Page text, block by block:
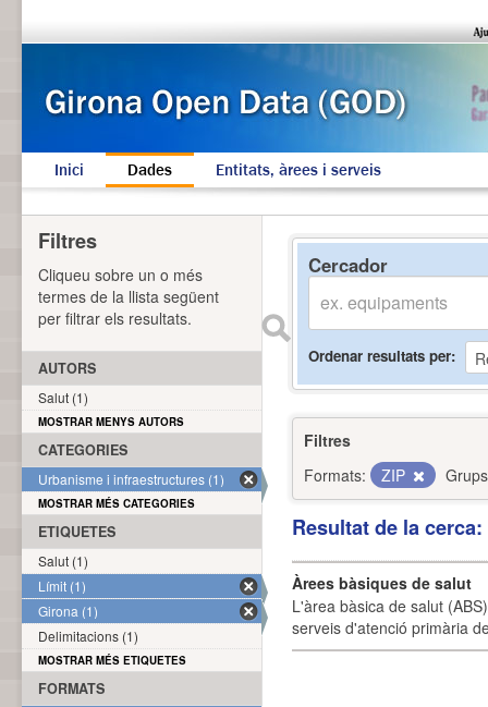
Inici Dades Entitats, àrees i serveis
Cercador
Ordenar resultats per
Filtres
Formats:
ZIP
Resultat de la
Àrees bàsiques de salut
L'àrea bàsica de salut
serveis d'atenció primària
Filtres
Cliqueu sobre un o més
termes de la llista següent
per filtrar els resultats.
AUTORS
Salut (1)
MOSTRAR MENYS AUTORS
CATEGORIES
Urbanisme i infraestructures (1)
MOSTRAR MÉS CATEGORIES
ETIQUETES
Salut (1)
Límit (1)
Girona (1)
Delimitacions (1)
MOSTRAR MÉS ETIQUETES
FORMATS